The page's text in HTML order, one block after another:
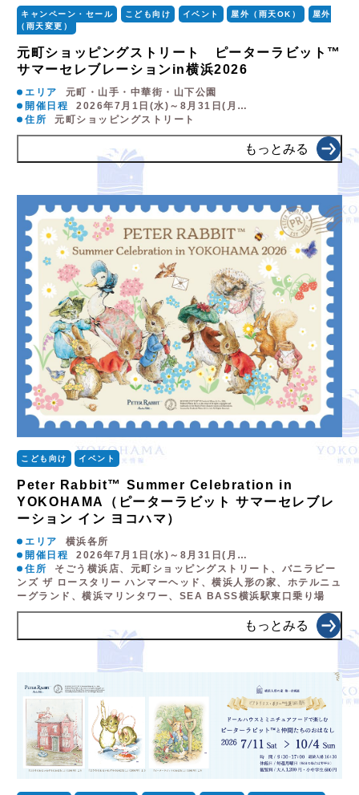
キャンペーン・セール こども向け イベント 屋外（雨天OK）
屋外
（雨天変更）
元町ショッピングストリート ピーターラビット™
サマーセレブレーションin横浜2026
エリア
元町・山手・中華街・山下公園
開催日程
2026年7月1日(水)～8月31日(月…
住所
元町ショッピングストリート
もっとみる
こども向け イベント
Peter Rabbit™ Summer Celebration in
YOKOHAMA（ピーターラビット サマーセレブレ
ーション イン ヨコハマ）
エリア
横浜各所
開催日程
2026年7月1日(水)～8月31日(月…
住所
そごう横浜店、元町ショッピングストリート、バニラビー
ンズ ザ ロースタリー ハンマーヘッド、横浜人形の家、ホテルニュ
ーグランド、横浜マリンタワー、SEA BASS横浜駅東口乗り場
もっとみる